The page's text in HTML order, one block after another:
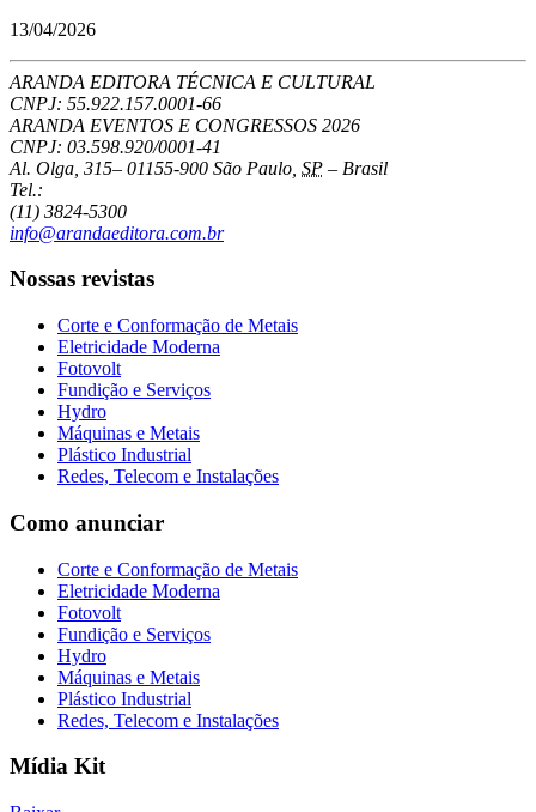
13/04/2026
ARANDA EDITORA TÉCNICA E CULTURAL
CNPJ: 55.922.157.0001-66
ARANDA EVENTOS E CONGRESSOS 2026
CNPJ: 03.598.920/0001-41
Al. Olga, 315– 01155-900 São Paulo SP – Brasil
Tel.:
(11) 3824-5300
info@arandaeditora.com.br
Nossas revistas
Corte e Conformação de Metais
Eletricidade Moderna
Fotovolt
Fundição e Serviços
Hydro
Máquinas e Metais
Plástico Industrial
Redes, Telecom e Instalações
Como anunciar
Corte e Conformação de Metais
Eletricidade Moderna
Fotovolt
Fundição e Serviços
Hydro
Máquinas e Metais
Plástico Industrial
Redes, Telecom e Instalações
Mídia Kit